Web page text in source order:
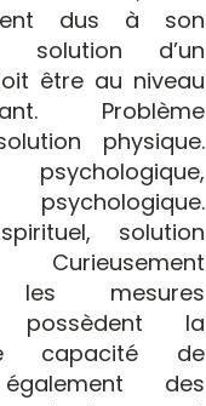
dus à son
solution d’un
être au niveau
Problème
physique.
solution
les mesures
possèdent la
capacité de
des